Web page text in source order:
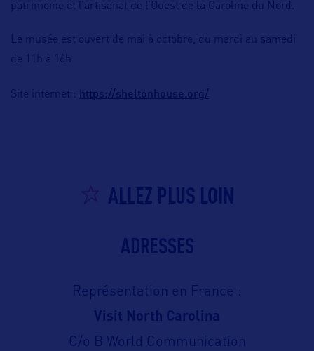
patrimoine et l’artisanat de l’Ouest de la Caroline du Nord.
Le musée est ouvert de mai à octobre, du mardi au samedi
de 11h à 16h
Site internet : https://sheltonhouse.org/
ALLEZ PLUS LOIN
ADRESSES
Représentation en France :
Visit North Carolina
C/o B World Communication